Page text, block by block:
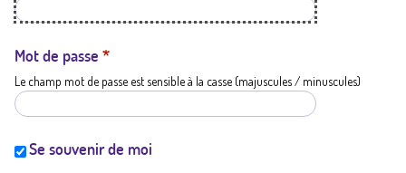
a
t
i
Mot de passe *
Le champ mot de passe est sensible à la casse (majuscules / minuscules)
Se souvenir de moi